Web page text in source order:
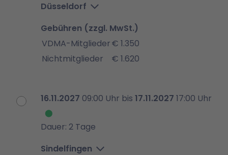
Düsseldorf
Gebühren (zzgl. MwSt.)
VDMA-Mitglieder€ 1.350
Nichtmitglieder
€ 1.620
16.11.2027 09:00 Uhr bis 17.11.2027 17:00 Uhr
Dauer: 2 Tage
Sindelfingen